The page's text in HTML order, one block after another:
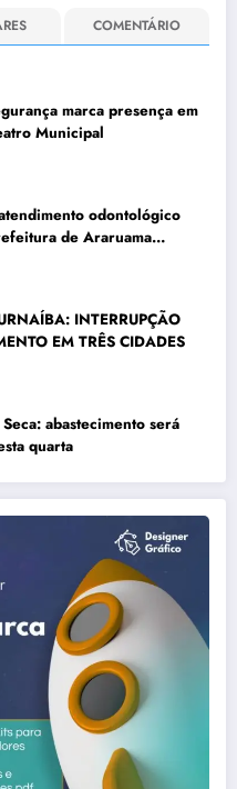
COMENTÁRIO
marca presença em
Municipal
odontológico
de Araruama
INTERRUPÇÃO
EM TRÊS CIDADES
abastecimento será
quarta